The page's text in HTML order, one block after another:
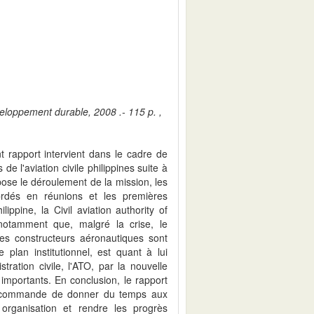
durable, 2008 .- 115 p. ,
rapport intervient dans le cadre de
l'aviation civile philippines suite à
le déroulement de la mission, les
en réunions et les premières
la Civil aviation authority of
que, malgré la crise, le
constructeurs aéronautiques sont
plan institutionnel, est quant à lui
civile, l'ATO, par la nouvelle
En conclusion, le rapport
de donner du temps aux
et rendre les progrès